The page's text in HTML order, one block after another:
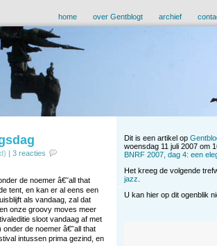
home over Gentblogt archief
| 3 reacties
de noemer â€˜all that
tent, en kan er al eens een
als vandaag, zal dat
onze groovy moves meer
sloot vandaag af met
de noemer â€˜all that
intussen prima gezind, en
Dit is een artikel op
woensdag 11 juli 2007 om
BNRF 2007, dag 4: een
Het kreeg de volgende
jazz
U kan hier op dit ogenblik